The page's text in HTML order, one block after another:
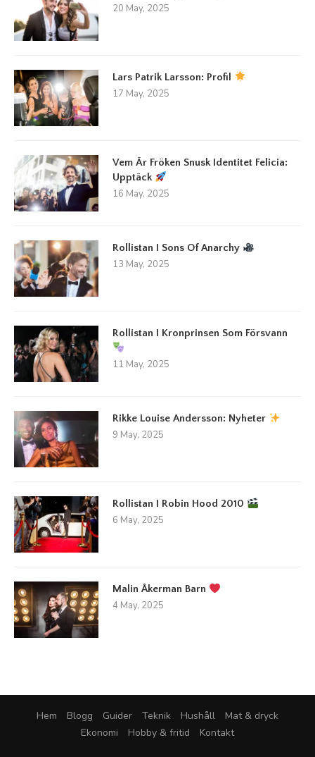
20 May, 2025
Lars Patrik Larsson: Profil
17 May, 2025
Vem Är Fröken Snusk Identitet Felicia:
Upptäck
16 May, 2025
Rollistan I Sons Of Anarchy
13 May, 2025
Rollistan I Kronprinsen Som Försvann
11 May, 2025
Rikke Louise Andersson: Nyheter
9 May, 2025
Rollistan I Robin Hood 2010
6 May, 2025
Malin Åkerman Barn
4 May, 2025
Hem Blogg Guider Teknik Hushåll
Mat & dryck
Ekonomi
Hobby & fritid Kontakt